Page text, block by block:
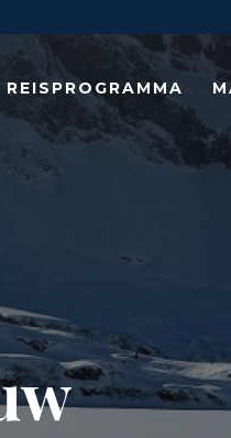
REISPROGRAMMA